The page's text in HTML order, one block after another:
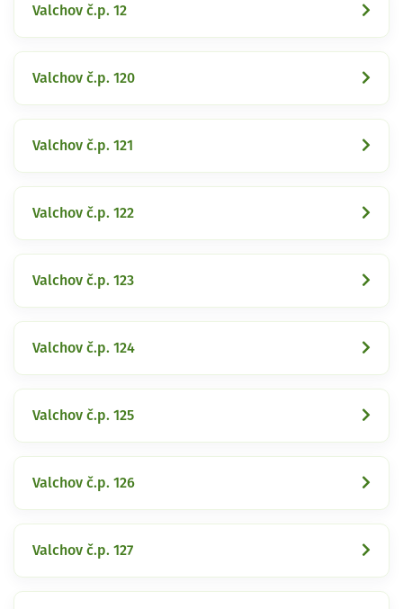
Valchov č.p. 12
Valchov č.p. 120
Valchov č.p. 121
Valchov č.p. 122
Valchov č.p. 123
Valchov č.p. 124
Valchov č.p. 125
Valchov č.p. 126
Valchov č.p. 127